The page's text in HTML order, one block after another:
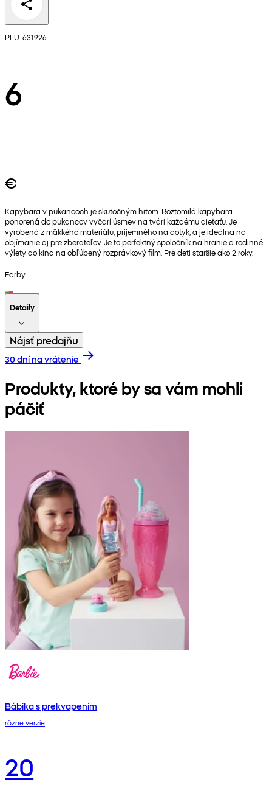
PLU: 631926
6
€
Kapybara v pukancoch je skutočným hitom. Roztomilá kapybara
ponorená do pukancov vyčarí úsmev na tvári každému dieťaťu. Je
vyrobená z mäkkého materiálu, príjemného na dotyk, a je ideálna na
objímanie aj pre zberateľov. Je to perfektný spoločník na hranie a rodinné
výlety do kina na obľúbený rozprávkový film. Pre deti staršie ako 2 roky.
Farby
Detaily
Nájsť predajňu
30 dní na vrátenie
Produkty, ktoré by sa vám mohli
páčiť
Bábika s prekvapením
rôzne verzie
20